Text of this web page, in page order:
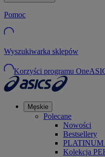
Pomoc
Wyszukiwarka sklepów
Korzyści programu
Męskie
Polecane
Nowości
Bestsellery
PLATINUM
Kolekcja